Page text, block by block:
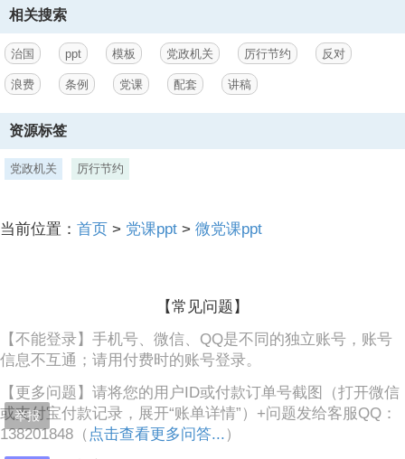
举报
内法规和国家法律法规的相关规定，严格按照制度办事；坚持提质增
效，科学统筹财政资源，严格控制经费支出，加强厉行节约绩效考评；
坚持实事求是，从实际出发安排公务活动，取消不必要的公务活动，保
证正常公务活动；坚持公开透明，除涉及国家秘密
3、事项外，公务活动中的公共资金、资产和资源使用等情况应当按照
规定予以公开，接受各方面监督；坚持深化改革，通过改革创新破解体
制机制障碍，建立健全厉行节约反对浪费工作长效机制。,总则,第五条,
中央办公厅、国务院办公厅负责统筹协调、指导检查全国党政机关厉行
节约反对浪费工作，有关协调联络机制承办具体事务。地方各级党委和
计、机关事务管理等部门根据职责分工，依规依法履行对厉行节约反对
4、政机关领导班子主要负责人对本地区、本部门、本单位的厉行节约
反对浪费工作负总责，其他成员根据工作分工，对职责范围内的厉行节
约反对浪费工作负主要领导责任。,第七条,各级领导机关和领导干部必
须树立正确政绩观，坚持以身作则、以上率下，严禁搞劳民伤财的“形
象工程”、“政绩工程”，防止重大决策失误造成严重浪费，坚决反对形式
主义、官僚主义、享乐主义和奢靡之风。中央和国家机关各部门应当在
厉行勤俭节约、反对铺张浪费上走在前、作表率。,第二章,经费管理,经
费管理,第八条,党政机关应当加强预算编制管理，按照加强财政资源和
预算统筹的要求，将各项收入和支出全部纳入预算。党政机关取得的行
相关搜索
治国 ppt 模板 党政机关 厉行节约 反对
浪费 条例 党课 配套 讲稿
资源标签
党政机关 厉行节约
当前位置： 首页 > 党课ppt > 微党课ppt
【常见问题】
【不能登录】手机号、微信、QQ是不同的独立账号，账号
信息不互通；请用付费时的账号登录。
【更多问题】请将您的用户ID或付款订单号截图（打开微信
或支付宝付款记录，展开“账单详情”）+问题发给客服QQ：
138201848（ 点击查看更多问答... ）